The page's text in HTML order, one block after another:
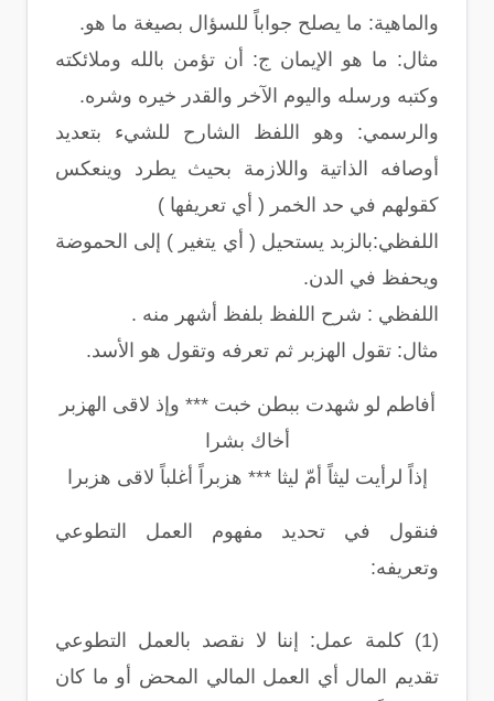
والماهية: ما يصلح جواباً للسؤال بصيغة ما هو.
مثال: ما هو الإيمان ج: أن تؤمن بالله وملائكته
وكتبه ورسله واليوم الآخر والقدر خيره وشره.
والرسمي: وهو اللفظ الشارح للشيء بتعديد
أوصافه الذاتية واللازمة بحيث يطرد وينعكس
كقولهم في حد الخمر ( أي تعريفها )
اللفظي:بالزبد يستحيل ( أي يتغير ) إلى الحموضة
ويحفظ في الدن.
اللفظي : شرح اللفظ بلفظ أشهر منه .
مثال: تقول الهزبر ثم تعرفه وتقول هو الأسد.
أفاطم لو شهدت ببطن خبت *** وإذ لاقى الهزبر
أخاك بشرا
إذاً لرأيت ليثاً أمّ ليثا *** هزبراً أغلباً لاقى هزبرا
فنقول في تحديد مفهوم العمل التطوعي
وتعريفه:
(1) كلمة عمل: إننا لا نقصد بالعمل التطوعي
تقديم المال أي العمل المالي المحض أو ما كان